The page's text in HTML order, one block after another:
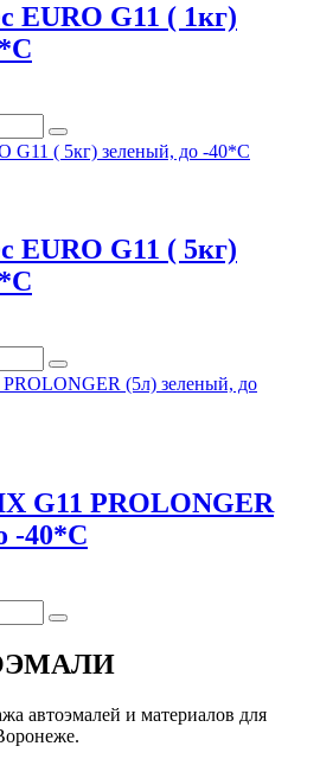
EURO G11 ( 1кг)
EURO G11 ( 5кг)
G11 PROLONGER
-40*С
автоэмалей и материалов для